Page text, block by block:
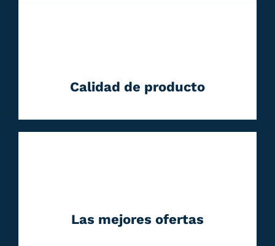
Calidad de producto
Las mejores ofertas